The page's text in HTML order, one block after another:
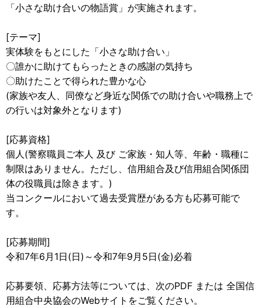
「小さな助け合いの物語賞」が実施されます。
[テーマ]
実体験をもとにした「小さな助け合い」
〇誰かに助けてもらったときの感謝の気持ち
〇助けたことで得られた豊かな心
(家族や友人、同僚など身近な関係での助け合いや職務上で
の行いは対象外となります)
[応募資格]
個人(警察職員ご本人 及び ご家族・知人等、年齢・職種に
制限はありません。ただし、信用組合及び信用組合関係団
体の役職員は除きます。)
当コンクールにおいて過去受賞歴がある方も応募可能で
す。
[応募期間]
令和7年6月1日(日)～令和7年9月5日(金)必着
応募要領、応募方法等については、次のPDF または 全国信
用組合中央協会のWebサイトをご覧ください。